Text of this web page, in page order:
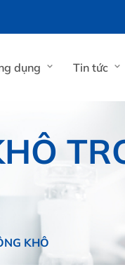
dụng Tin tức
KHÔ